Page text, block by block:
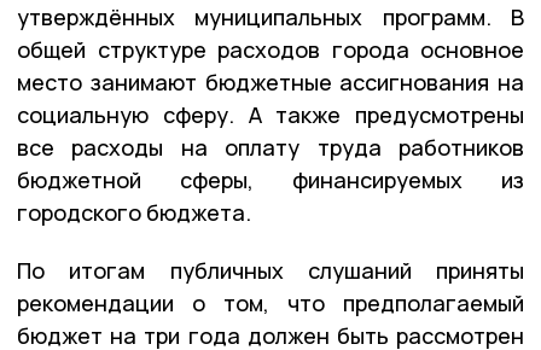
утверждённых муниципальных программ. В
общей структуре расходов города основное
место занимают бюджетные ассигнования на
социальную сферу. А также предусмотрены
все расходы на оплату труда работников
бюджетной сферы, финансируемых из
городского бюджета.
По итогам публичных слушаний приняты
рекомендации о том, что предполагаемый
бюджет на три года должен быть рассмотрен